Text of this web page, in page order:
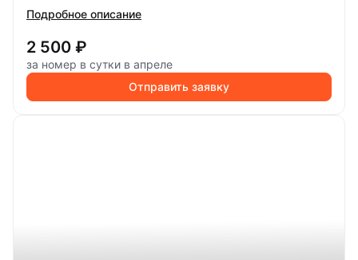
Подробное описание
2 500 ₽
за номер в сутки в апреле
Отправить заявку